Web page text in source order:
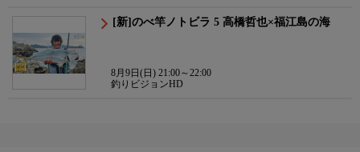
[新]のべ竿ノトビラ 5 高橋哲也×福江島の海
8月9日(日) 21:00～22:00
釣りビジョンHD